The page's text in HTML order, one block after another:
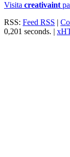
Visita creativaint
RSS: Feed RSS |
0,201 seconds. |